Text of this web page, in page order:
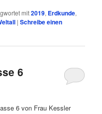
mit2019, Erdkunde,
|Schreibe einen
6
6 von Frau Kessler